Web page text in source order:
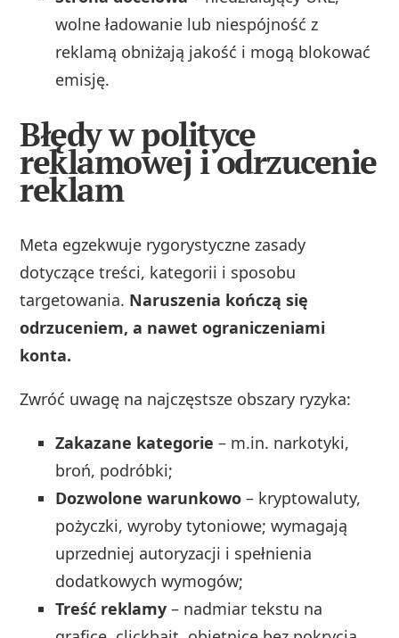
wolne ładowanie lub niespójność z
reklamą obniżają jakość i mogą blokować
emisję.
Błędy w polityce
reklamowej i odrzucenie
reklam
Meta egzekwuje rygorystyczne zasady
dotyczące treści, kategorii i sposobu
targetowania. Naruszenia kończą się
odrzuceniem, a nawet ograniczeniami
konta.
Zwróć uwagę na najczęstsze obszary ryzyka:
Zakazane kategorie – m.in. narkotyki,
broń, podróbki;
Dozwolone warunkowo – kryptowaluty,
pożyczki, wyroby tytoniowe; wymagają
uprzedniej autoryzacji i spełnienia
dodatkowych wymogów;
Treść reklamy – nadmiar tekstu na